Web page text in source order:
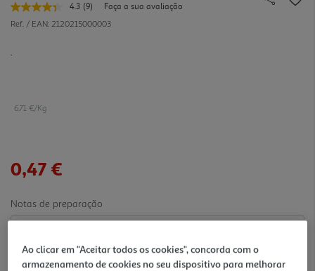
4.3 Leu
9
(9)
Faça a sua avaliação
Ref. / EAN: 2120215000003
6.71 €/Kg
0,47 €
Notas de preparação
Ao clicar em "Aceitar todos os cookies", concorda com o
armazenamento de cookies no seu dispositivo para melhorar